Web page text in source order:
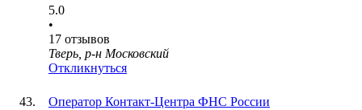
5.0
•
17 отзывов
Тверь, р-н Московский
Откликнуться
Оператор Контакт-Центра ФНС России